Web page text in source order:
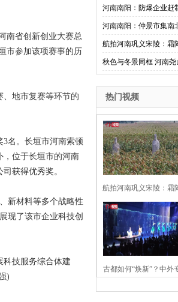
省创新创业大赛总
市参加该项赛事的历
地市复赛等环节的
名。长垣市河南索顿
，位于长垣市的河南
获得优秀奖。
新材料等多个战略性
现了该市企业科技创
技服务综合体建
)
河南南阳：防爆企业赶
河南南阳：仲景市集南
航拍河南巩义宋陵：霜
秋色与冬景同框 河南
热门视频
航拍河南巩义宋陵：霜
时节高粱红
古都如何“焕新”？中外